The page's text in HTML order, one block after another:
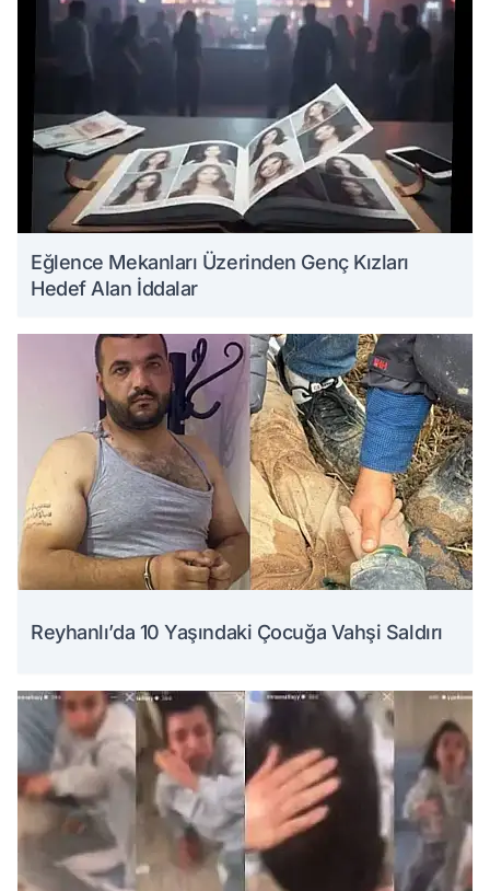
Eğlence Mekanları Üzerinden Genç Kızları
Hedef Alan İddalar
Reyhanlı’da 10 Yaşındaki Çocuğa Vahşi Saldırı